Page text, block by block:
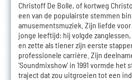
Christoff De Bolle, of kortweg
een van de populairste stemmen
amusementsmuziek. Zijn liefde
jonge leeftijd: hij volgde
en zette als tiener zijn eerste
professionele carrière. Zijn
'Soundmixshow' in 1991 vormde het
traject dat zou uitgroeien tot een